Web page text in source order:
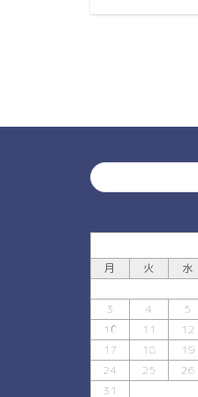
月
火 水
3
4 5
10
11 12
17
18 19
24
25 26
31